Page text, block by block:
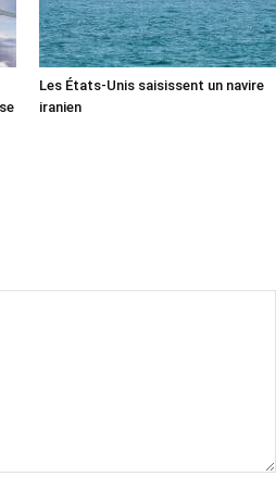
Les États-Unis saisissent un navire
iranien